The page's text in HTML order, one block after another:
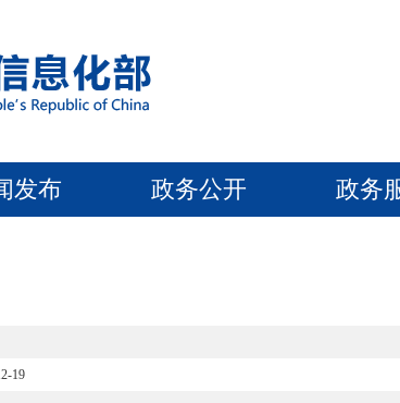
发布 政务公开 政务
19